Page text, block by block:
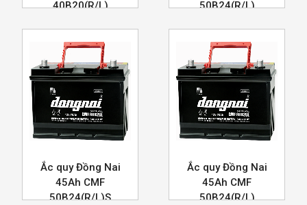
40B20(R/L)
50B24(R/L)
Ắc quy Đồng Nai
45Ah CMF
50B24(R/L)S
Ắc quy Đồng Nai
45Ah CMF
50B24(R/L)